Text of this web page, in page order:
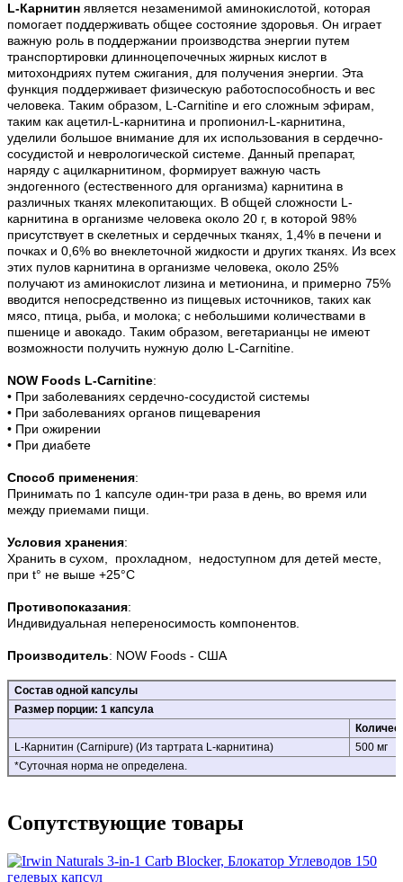
L-Карнитин является незаменимой аминокислотой, которая
помогает поддерживать общее состояние здоровья. Он играет
важную роль в поддержании производства энергии путем
транспортировки длинноцепочечных жирных кислот в
митохондриях путем сжигания, для получения энергии. Эта
функция поддерживает физическую работоспособность и вес
человека. Таким образом, L-Carnitine и его сложным эфирам,
таким как ацетил-L-карнитина и пропионил-L-карнитина,
уделили большое внимание для их использования в сердечно-
сосудистой и неврологической системе. Данный препарат,
наряду с ацилкарнитином, формирует важную часть
эндогенного (естественного для организма) карнитина в
различных тканях млекопитающих. В общей сложности L-
карнитина в организме человека около 20 г, в которой 98%
присутствует в скелетных и сердечных тканях, 1,4% в печени и
почках и 0,6% во внеклеточной жидкости и других тканях. Из всех
этих пулов карнитина в организме человека, около 25%
получают из аминокислот лизина и метионина, и примерно 75%
вводится непосредственно из пищевых источников, таких как
мясо, птица, рыба, и молока; с небольшими количествами в
пшенице и авокадо. Таким образом, вегетарианцы не имеют
возможности получить нужную долю L-Carnitine.
NOW Foods L-Carnitine:
• При заболеваниях сердечно-сосудистой системы
• При заболеваниях органов пищеварения
• При ожирении
• При диабете
Способ применения:
Принимать по 1 капсуле один-три раза в день, во время или
между приемами пищи.
Условия хранения:
Хранить в сухом, прохладном, недоступном для детей месте,
при t° не выше +25°С
Противопоказания:
Индивидуальная непереносимость компонентов.
Производитель: NOW Foods - США
Состав одной капсулы
Размер порции: 1 капсула
L-Карнитин (Carnipure) (Из тартрата L-карнитина)
500 мг
*Суточная норма не определена.
Сопутствующие товары